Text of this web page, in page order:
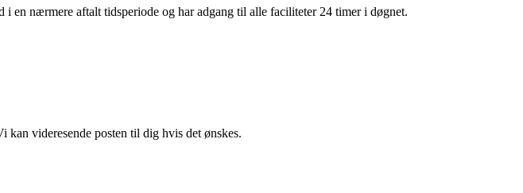
en nærmere aftalt tidsperiode og har adgang til alle faciliteter 24 timer i døgnet.
kan videresende posten til dig hvis det ønskes.